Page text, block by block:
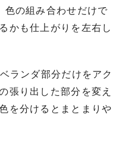
色の組み合わせだけで
かも仕上がりを左右し
ランダ部分だけをアク
張り出した部分を変え
を分けるとまとまりや